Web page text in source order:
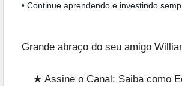
• Continue aprendendo e investindo
Grande abraço do seu amigo
★ Assine o Canal: Saiba como